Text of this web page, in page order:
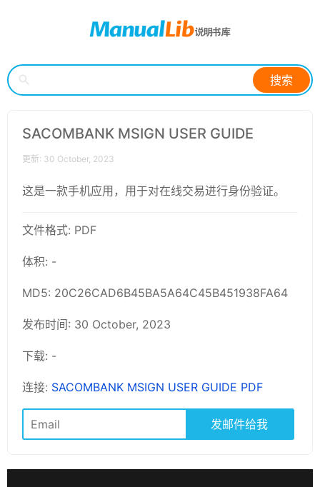
搜索
SACOMBANK MSIGN USER GUIDE
更新: 30 October, 2023
这是一款手机应用，用于对在线交易进行身份验证。
文件格式: PDF
体积: -
MD5: 20C26CAD6B45BA5A64C45B451938FA64
发布时间: 30 October, 2023
下载: -
连接: SACOMBANK MSIGN USER GUIDE PDF
发邮件给我